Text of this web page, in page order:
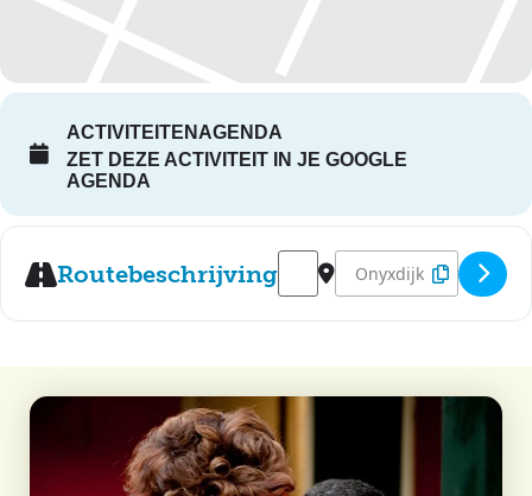
ACTIVITEITENAGENDA
ZET DEZE ACTIVITEIT IN JE GOOGLE
AGENDA
Routebeschrijving
Address - Disco - Sterrebos
Destination Address -